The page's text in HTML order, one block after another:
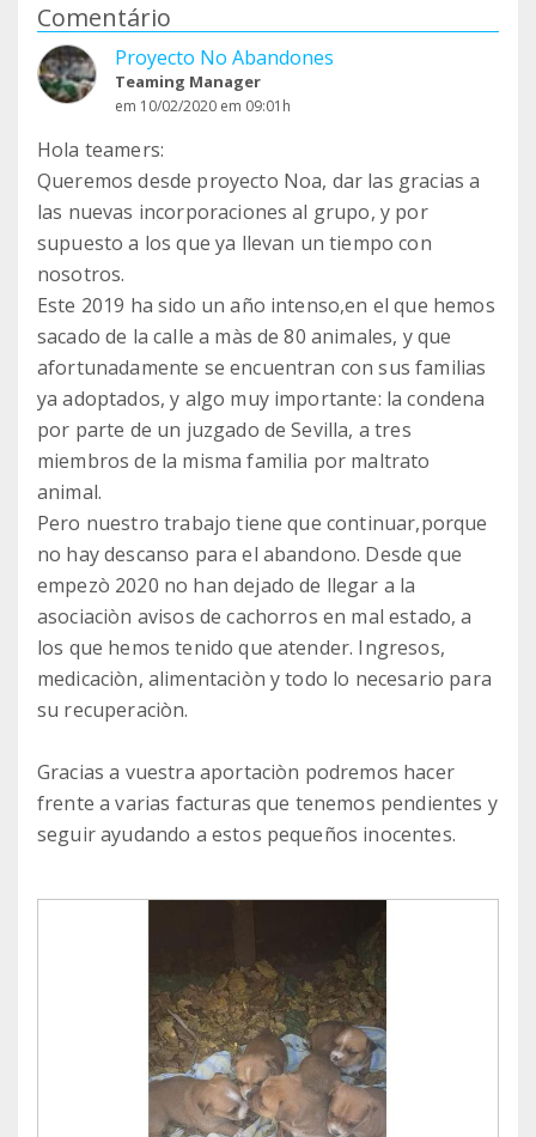
Comentário
Proyecto No Abandones
Teaming Manager
em 10/02/2020 em 09:01h
Hola teamers:
Queremos desde proyecto Noa, dar las gracias a
las nuevas incorporaciones al grupo, y por
supuesto a los que ya llevan un tiempo con
nosotros.
Este 2019 ha sido un año intenso,en el que hemos
sacado de la calle a màs de 80 animales, y que
afortunadamente se encuentran con sus familias
ya adoptados, y algo muy importante: la condena
por parte de un juzgado de Sevilla, a tres
miembros de la misma familia por maltrato
animal.
Pero nuestro trabajo tiene que continuar,porque
no hay descanso para el abandono. Desde que
empezò 2020 no han dejado de llegar a la
asociaciòn avisos de cachorros en mal estado, a
los que hemos tenido que atender. Ingresos,
medicaciòn, alimentaciòn y todo lo necesario para
su recuperaciòn.
Gracias a vuestra aportaciòn podremos hacer
frente a varias facturas que tenemos pendientes y
seguir ayudando a estos pequeños inocentes.